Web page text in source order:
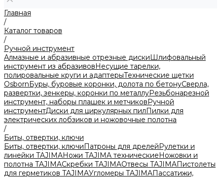
Главная
/
Каталог товаров
/
Ручной инструмент
Алмазные и абразивные отрезные дискиШлифовальный
инструмент из абразивовНесущие тарелки,
полировальные круги и адаптерыТехнические щетки
OsbornБуры, буровые коронки, долота по бетонуСверла,
развертки, зенкеры, коронки по металлуРезьбонарезной
инструмент, наборы плашек и метчиковРучной
инструментДиски для циркулярных пилПилки для
электрических лобзиков и ножовочные полотна
/
Биты, отвертки, ключи
Биты, отвертки, ключиПатроны для дрелейРулетки и
линейки TAJIMAНожи TAJIMA техническиеНожовки и
полотна TAJIMAСкребки TAJIMAОтвесы TAJIMAПистолеты
для герметиков TAJIMAУгломеры TAJIMAПассатижи,